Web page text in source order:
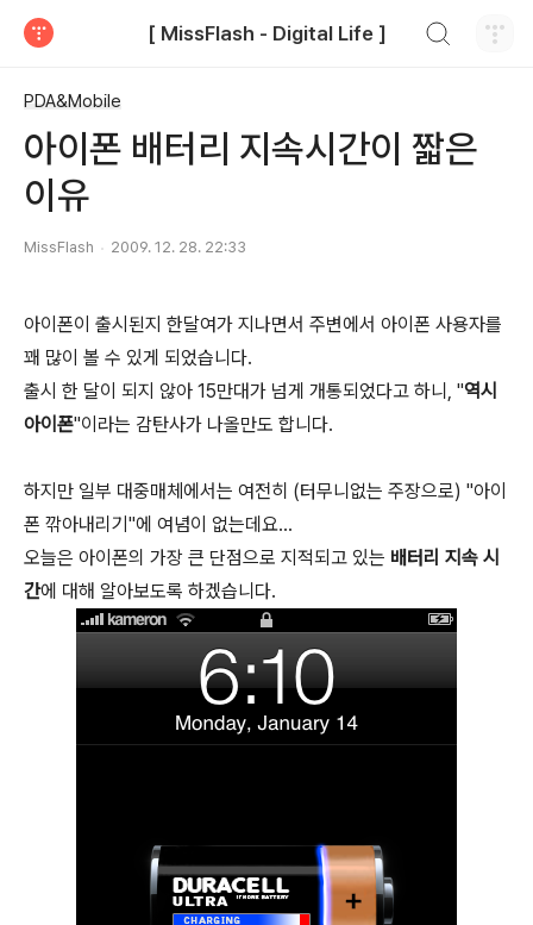
[ MissFlash - Digital Life ]
PDA&Mobile
아이폰 배터리 지속시간이 짧은
이유
MissFlash 2009. 12. 28. 22:33
아이폰이 출시된지 한달여가 지나면서 주변에서 아이폰 사용자를
꽤 많이 볼 수 있게 되었습니다.
출시 한 달이 되지 않아 15만대가 넘게 개통되었다고 하니, "역시
아이폰"이라는 감탄사가 나올만도 합니다.
하지만 일부 대중매체에서는 여전히 (터무니없는 주장으로) "아이
폰 깎아내리기"에 여념이 없는데요...
오늘은 아이폰의 가장 큰 단점으로 지적되고 있는 배터리 지속 시
간에 대해 알아보도록 하겠습니다.